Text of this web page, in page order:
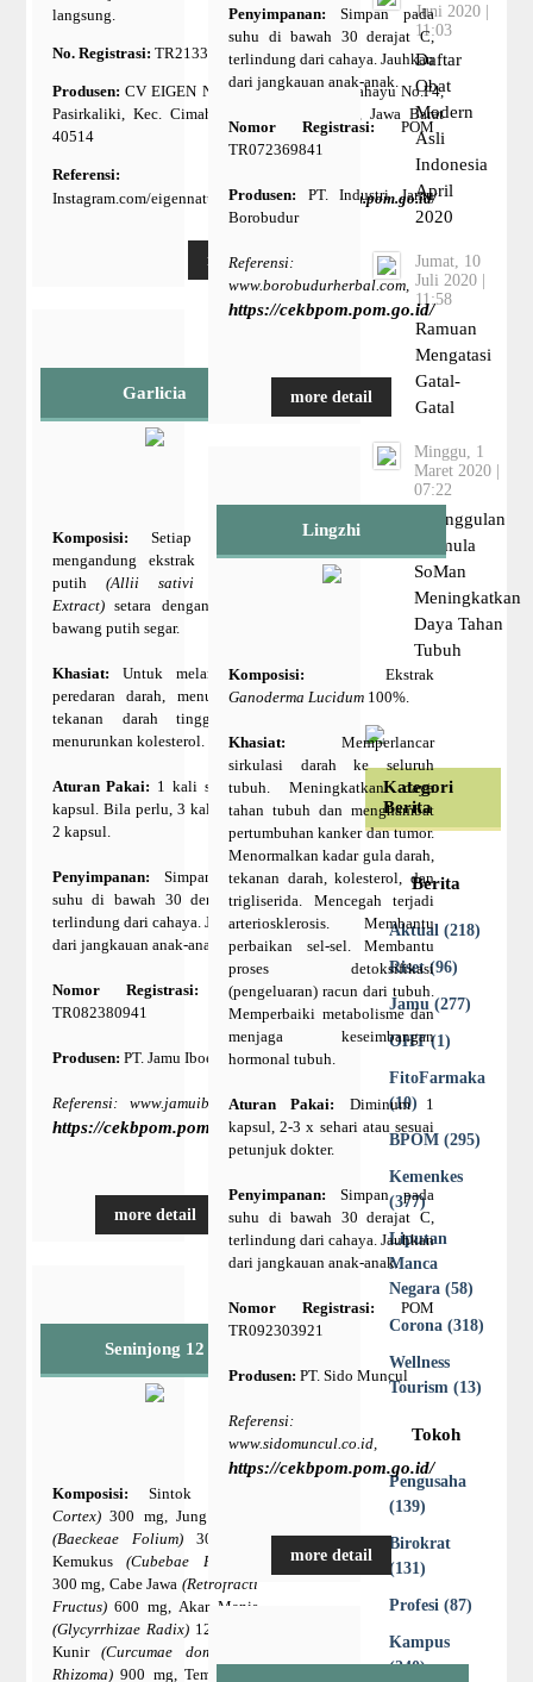
langsung.
No. Registrasi: TR213324541
Produsen: CV EIGEN NATURINDO. Jl. Gn. Rahayu No.F4,
Pasirkaliki, Kec. Cimahi Utara, Kota Cimahi, Jawa Barat
40514
Referensi:
Instagram.com/eigennaturindo,https://cekbpom.pom.go.id/
more detail
Garlicia
Komposisi: Setiap kapsul
mengandung ekstrak bawang
putih (Allii sativi Bulbus
Extract) setara dengan 1,5 g
bawang putih segar.
Khasiat: Untuk melancarkan
peredaran darah, menurunkan
tekanan darah tinggi dan
menurunkan kolesterol.
Aturan Pakai: 1 kali sehari 2
kapsul. Bila perlu, 3 kali sehari
2 kapsul.
Penyimpanan: Simpan pada
suhu di bawah 30 derajat C,
terlindung dari cahaya. Jauhkan
dari jangkauan anak-anak.
Nomor Registrasi:
POM
TR082380941
Produsen: PT. Jamu Iboe Jaya
Referensi: www.jamuiboe.com,
https://cekbpom.pom.go.id/
more detail
Seninjong 12
Komposisi: Sintok
Cortex)300 mg, Jung Rahab
(Baeckeae Folium)300 mg,
Kemukus (Cubebae Fructus)
300 mg, Cabe Jawa (Retrofracti
Fructus)600 mg, Akar Manis
(Glycyrrhizae Radix)1200 mg,
Kunir (Curcumae domesticae
Rhizoma)900 mg, Temulawak
Penyimpanan: Simpan pada
suhu di bawah 30 derajat C,
terlindung dari cahaya. Jauhkan
dari jangkauan anak-anak.
Nomor Registrasi: POM
TR072369841
Produsen: PT. Industri Jamu
Borobudur
Referensi:
www.borobudurherbal.com,
https://cekbpom.pom.go.id/
more detail
Lingzhi
Komposisi: Ekstrak
Ganoderma Lucidum 100%.
Khasiat: Memperlancar
sirkulasi darah ke seluruh
tubuh. Meningkatkan daya
tahan tubuh dan menghambat
pertumbuhan kanker dan tumor.
Menormalkan kadar gula darah,
tekanan darah, kolesterol, dan
trigliserida. Mencegah terjadi
arteriosklerosis. Membantu
perbaikan sel-sel. Membantu
proses detoksifikasi
(pengeluaran) racun dari tubuh.
Memperbaiki metabolisme dan
menjaga keseimbangan
hormonal tubuh.
Aturan Pakai: Diminum 1
kapsul, 2-3 x sehari atau sesuai
petunjuk dokter.
Penyimpanan: Simpan pada
suhu di bawah 30 derajat C,
terlindung dari cahaya. Jauhkan
dari jangkauan anak-anak.
Nomor Registrasi: POM
TR092303921
Produsen: PT. Sido Muncul
Referensi:
www.sidomuncul.co.id,
https://cekbpom.pom.go.id/
more detail
Juni 2020 |
11:03
Daftar
Obat
Modern
Asli
Indonesia
April
2020
Jumat, 10
Juli 2020 |
11:58
Ramuan
Mengatasi
Gatal-
Gatal
Minggu, 1
Maret 2020 |
07:22
Keunggulan
Formula
SoMan
Meningkatkan
Daya Tahan
Tubuh
Kategori
Berita
Berita
Aktual (218)
Riset (96)
Jamu (277)
OHT (1)
FitoFarmaka
(10)
BPOM (295)
Kemenkes
(377)
Liputan
Manca
Negara (58)
Corona (318)
Wellness
Tourism (13)
Tokoh
Pengusaha
(139)
Birokrat
(131)
Profesi (87)
Kampus
(240)